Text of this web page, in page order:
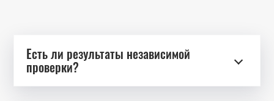
Есть ли результаты независимой
проверки?